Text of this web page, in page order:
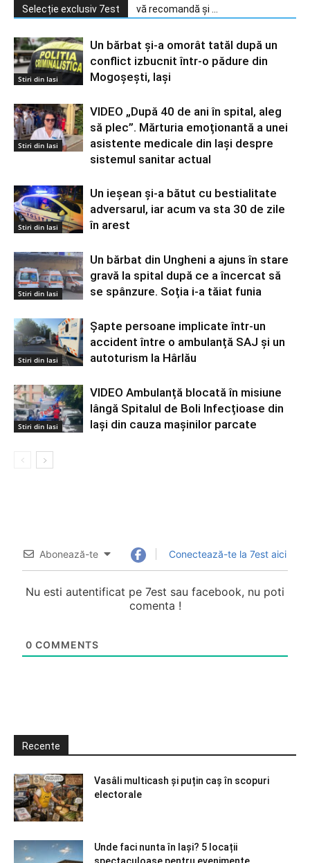
Selecție exclusiv 7est vă recomandă și ...
Stiri din Iasi
Un bărbat și-a omorât tatăl după un
conflict izbucnit într-o pădure din
Mogoșești, Iași
Stiri din Iasi
VIDEO „După 40 de ani în spital, aleg
să plec”. Mărturia emoționantă a unei
asistente medicale din Iași despre
sistemul sanitar actual
Stiri din Iasi
Un ieșean și-a bătut cu bestialitate
adversarul, iar acum va sta 30 de zile
în arest
Stiri din Iasi
Un bărbat din Ungheni a ajuns în stare
gravă la spital după ce a încercat să
se spânzure. Soția i-a tăiat funia
Stiri din Iasi
Șapte persoane implicate într-un
accident între o ambulanță SAJ și un
autoturism la Hârlău
Stiri din Iasi
VIDEO Ambulanță blocată în misiune
lângă Spitalul de Boli Infecțioase din
Iași din cauza mașinilor parcate
Abonează-te Conectează-te la 7est aici
Nu esti autentificat pe 7est sau facebook, nu poti
comenta !
0 COMMENTS
Recente
Vasâli multicash și puțin caș în scopuri
electorale
Unde faci nunta în Iași? 5 locații